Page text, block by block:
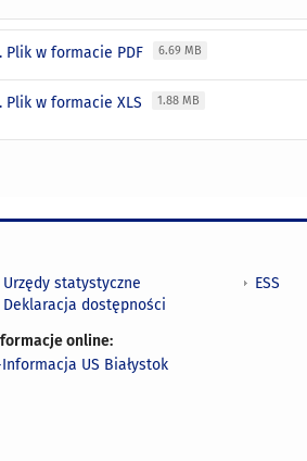
w formacie PDF 6.69 MB
w formacie XLS 1.88 MB
Urzędy statystyczne
Deklaracja dostępności
online:
US Białystok
ESS